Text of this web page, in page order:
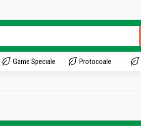
Game Speciale Protocoale